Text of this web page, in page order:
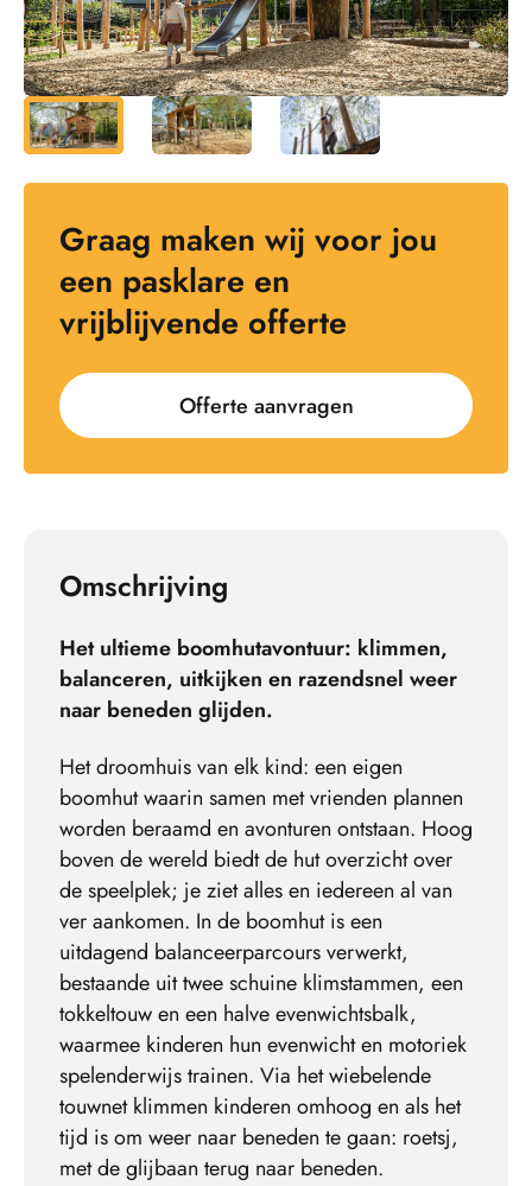
Graag maken wij voor jou
een pasklare en
vrijblijvende offerte
Offerte aanvragen
Omschrijving
Het ultieme boomhutavontuur: klimmen,
balanceren, uitkijken en razendsnel weer
naar beneden glijden.
Het droomhuis van elk kind: een eigen
boomhut waarin samen met vrienden plannen
worden beraamd en avonturen ontstaan. Hoog
boven de wereld biedt de hut overzicht over
de speelplek; je ziet alles en iedereen al van
ver aankomen. In de boomhut is een
uitdagend balanceerparcours verwerkt,
bestaande uit twee schuine klimstammen, een
tokkeltouw en een halve evenwichtsbalk,
waarmee kinderen hun evenwicht en motoriek
spelenderwijs trainen. Via het wiebelende
touwnet klimmen kinderen omhoog en als het
tijd is om weer naar beneden te gaan: roetsj,
met de glijbaan terug naar beneden.